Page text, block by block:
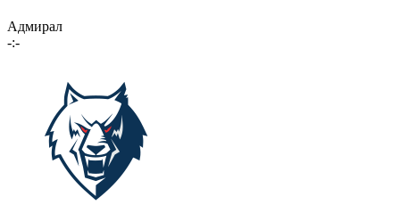
Адмирал
-:-